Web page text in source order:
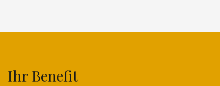
Ihr Benefit